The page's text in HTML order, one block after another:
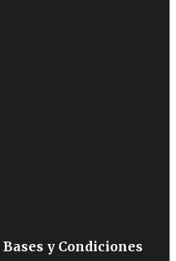
Bases y Condiciones